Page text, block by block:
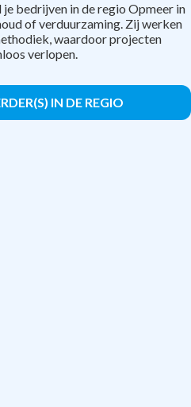
bedrijven in de regio Opmeer in
of verduurzaming. Zij werken
waardoor projecten
verlopen.
IN DE REGIO